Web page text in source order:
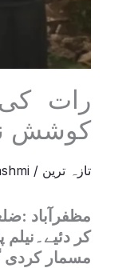
رات
کوشش
تازہ ترین /
مظفرآباد
کر
مسمار کردی